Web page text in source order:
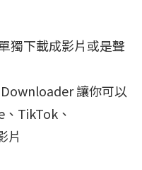
獨下載成影片或是聲
讓你可以
TikTok、
片